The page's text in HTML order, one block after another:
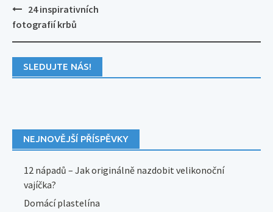
Post
navigation
24 inspirativních
fotografií krbů
SLEDUJTE NÁS!
NEJNOVĚJŠÍ PŘÍSPĚVKY
12 nápadů – Jak originálně nazdobit velikonoční
vajíčka?
Domácí plastelína